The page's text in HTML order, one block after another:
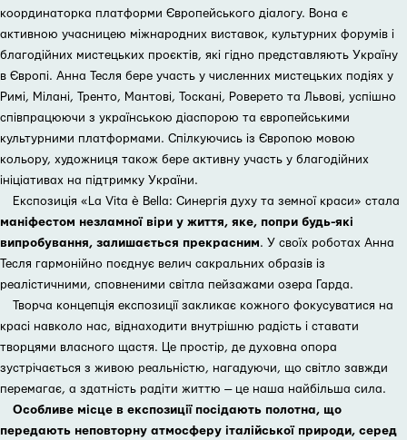
координаторка платформи Європейського діалогу. Вона є
активною учасницею міжнародних виставок, культурних форумів і
благодійних мистецьких проєктів, які гідно представляють Україну
в Європі. Анна Тесля бере участь у численних мистецьких подіях у
Римі, Мілані, Тренто, Мантові, Тоскані, Роверето та Львові, успішно
співпрацюючи з українською діаспорою та європейськими
культурними платформами. Спілкуючись із Європою мовою
кольору, художниця також бере активну участь у благодійних
ініціативах на підтримку України.
Експозиція «La Vita è Bella: Синергія духу та земної краси» стала
маніфестом незламної віри у життя, яке, попри будь-які
випробування, залишається прекрасним. У своїх роботах Анна
Тесля гармонійно поєднує велич сакральних образів із
реалістичними, сповненими світла пейзажами озера Гарда.
Творча концепція експозиції закликає кожного фокусуватися на
красі навколо нас, віднаходити внутрішню радість і ставати
творцями власного щастя. Це простір, де духовна опора
зустрічається з живою реальністю, нагадуючи, що світло завжди
перемагає, а здатність радіти життю — це наша найбільша сила.
Особливе місце в експозиції посідають полотна, що
передають неповторну атмосферу італійської природи, серед